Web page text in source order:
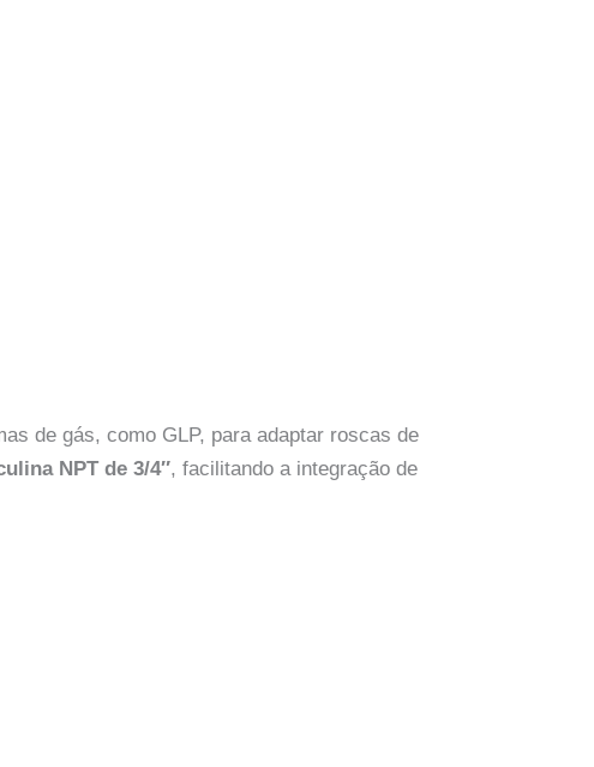
de gás, como GLP, para adaptar roscas de
NPT de 3/4″, facilitando a integração de